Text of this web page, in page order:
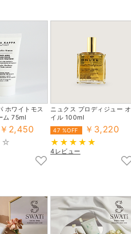
ホワイトモス
ム 75ml
￥2,450
ニュクス プロディジュー オ
イル 100ml
47 %OFF ￥3,220
4レビュー